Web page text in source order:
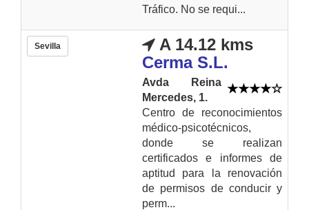
Tráfico. No se requi...
Sevilla
A 14.12 kms
Cerma S.L.
Avda Reina
Mercedes, 1.
Centro de reconocimientos
médico-psicotécnicos,
donde se realizan
certificados e informes de
aptitud para la renovación
de permisos de conducir y
perm...